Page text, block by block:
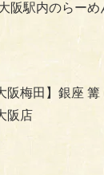
阪駅内のらーめ
阪梅田】銀座
阪店